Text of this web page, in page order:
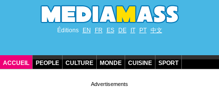
Éditions EN FR ES DE IT PT 中文
ACCUEIL PEOPLE CULTURE MONDE CUISINE SPORT